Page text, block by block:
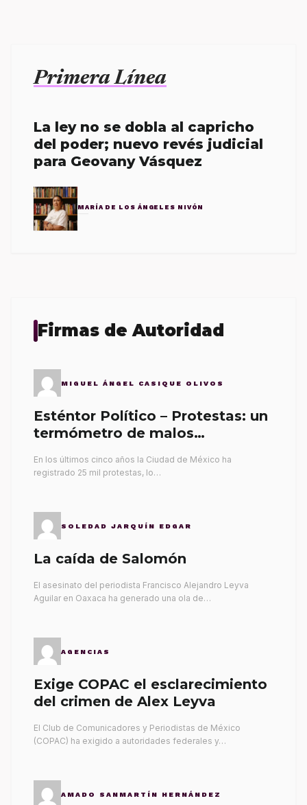
Primera Línea
La ley no se dobla al capricho
del poder; nuevo revés judicial
para Geovany Vásquez
MARÍA DE LOS ÁNGELES NIVÓN
Firmas de Autoridad
MIGUEL ÁNGEL CASIQUE OLIVOS
Esténtor Político – Protestas: un
termómetro de malos
En los últimos cinco años la Ciudad de México ha
registrado 25 mil protestas, lo…
SOLEDAD JARQUÍN EDGAR
La caída de Salomón
El asesinato del periodista Francisco Alejandro Leyva
Aguilar en Oaxaca ha generado una ola de…
AGENCIAS
Exige COPAC el esclarecimiento
del crimen de Alex Leyva
El Club de Comunicadores y Periodistas de México
(COPAC) ha exigido a autoridades federales y…
AMADO SANMARTÍN HERNÁNDEZ